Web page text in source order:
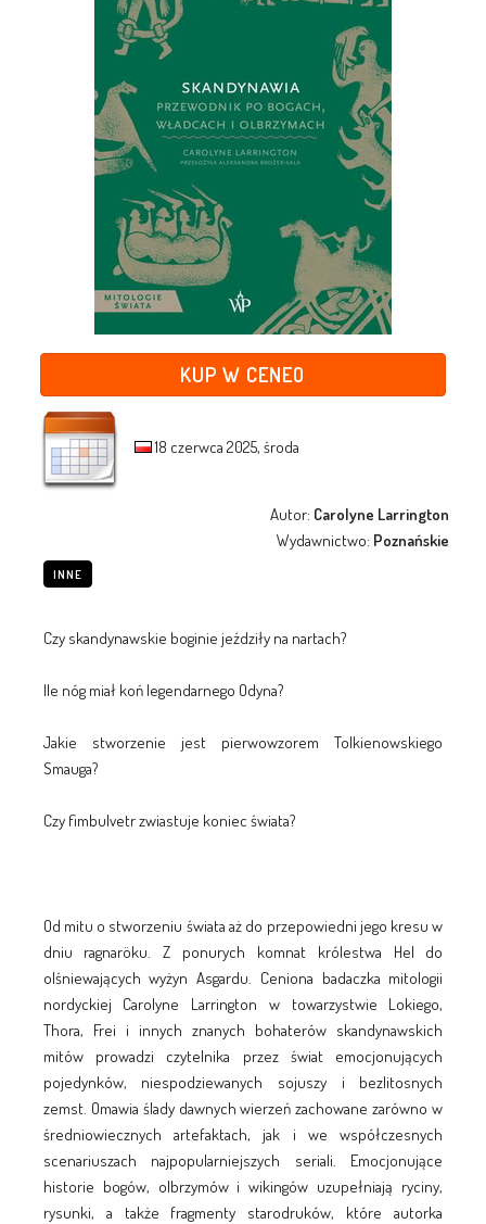
KUP W CENEO
18 czerwca 2025, środa
Autor: Carolyne Larrington
Wydawnictwo: Poznańskie
INNE
Czy skandynawskie boginie jeździły na nartach?
Ile nóg miał koń legendarnego Odyna?
Jakie stworzenie jest pierwowzorem Tolkienowskiego
Smauga?
Czy fimbulvetr zwiastuje koniec świata?
Od mitu o stworzeniu świata aż do przepowiedni jego kresu w
dniu ragnaröku. Z ponurych komnat królestwa Hel do
olśniewających wyżyn Asgardu. Ceniona badaczka mitologii
nordyckiej Carolyne Larrington w towarzystwie Lokiego,
Thora, Frei i innych znanych bohaterów skandynawskich
mitów prowadzi czytelnika przez świat emocjonujących
pojedynków, niespodziewanych sojuszy i bezlitosnych
zemst. Omawia ślady dawnych wierzeń zachowane zarówno w
średniowiecznych artefaktach, jak i we współczesnych
scenariuszach najpopularniejszych seriali. Emocjonujące
historie bogów, olbrzymów i wikingów uzupełniają ryciny,
rysunki, a także fragmenty starodruków, które autorka